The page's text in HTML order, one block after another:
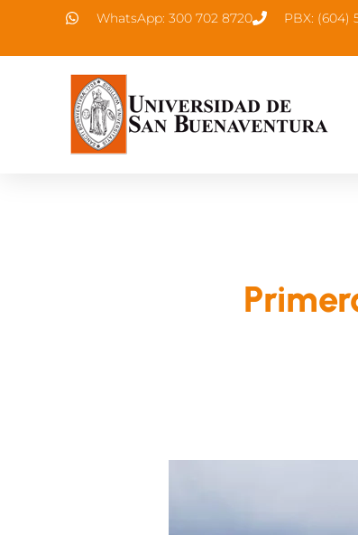
WhatsApp: 300 702 8720 PBX: (604)